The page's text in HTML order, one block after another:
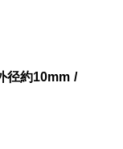
径約10mm /